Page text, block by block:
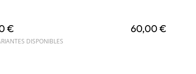
€
DISPONIBLES
60,00 €